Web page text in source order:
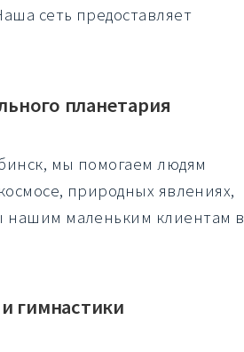
сеть предоставляет
планетария
мы помогаем людям
природных явлениях,
нашим маленьким клиентам в
гимнастики